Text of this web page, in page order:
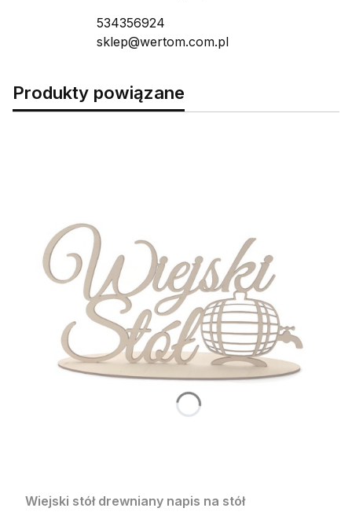
534356924
sklep@wertom.com.pl
Produkty powiązane
Wiejski stół drewniany napis na stół